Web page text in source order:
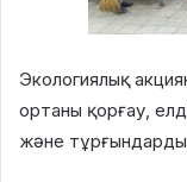
Экологиялық
ортаны қорғау,
және